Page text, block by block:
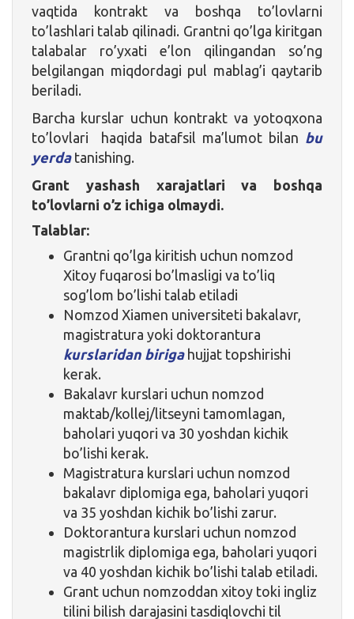
vaqtida kontrakt va boshqa to’lovlarni
to’lashlari talab qilinadi. Grantni qo’lga kiritgan
talabalar ro’yxati e’lon qilingandan so’ng
belgilangan miqdordagi pul mablag’i qaytarib
beriladi.
Barcha kurslar uchun kontrakt va yotoqxona
to’lovlari haqida batafsil ma’lumot bilan bu
yerdatanishing.
Grant yashash xarajatlari va boshqa
to’lovlarni o’z ichiga olmaydi.
Talablar:
Grantni qo’lga kiritish uchun nomzod
Xitoy fuqarosi bo’lmasligi va to’liq
sog’lom bo’lishi talab etiladi
Nomzod Xiamen universiteti bakalavr,
magistratura yoki doktorantura
kurslaridan birigahujjat topshirishi
kerak.
Bakalavr kurslari uchun nomzod
maktab/kollej/litseyni tamomlagan,
baholari yuqori va 30 yoshdan kichik
bo’lishi kerak.
Magistratura kurslari uchun nomzod
bakalavr diplomiga ega, baholari yuqori
va 35 yoshdan kichik bo’lishi zarur.
Doktorantura kurslari uchun nomzod
magistrlik diplomiga ega, baholari yuqori
va 40 yoshdan kichik bo’lishi talab etiladi.
Grant uchun nomzoddan xitoy toki ingliz
tilini bilish darajasini tasdiqlovchi til